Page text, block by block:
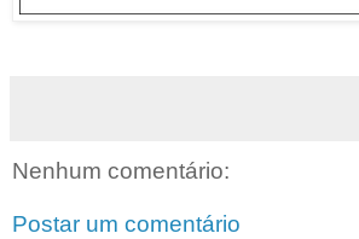
Nenhum comentário:
Postar um comentário